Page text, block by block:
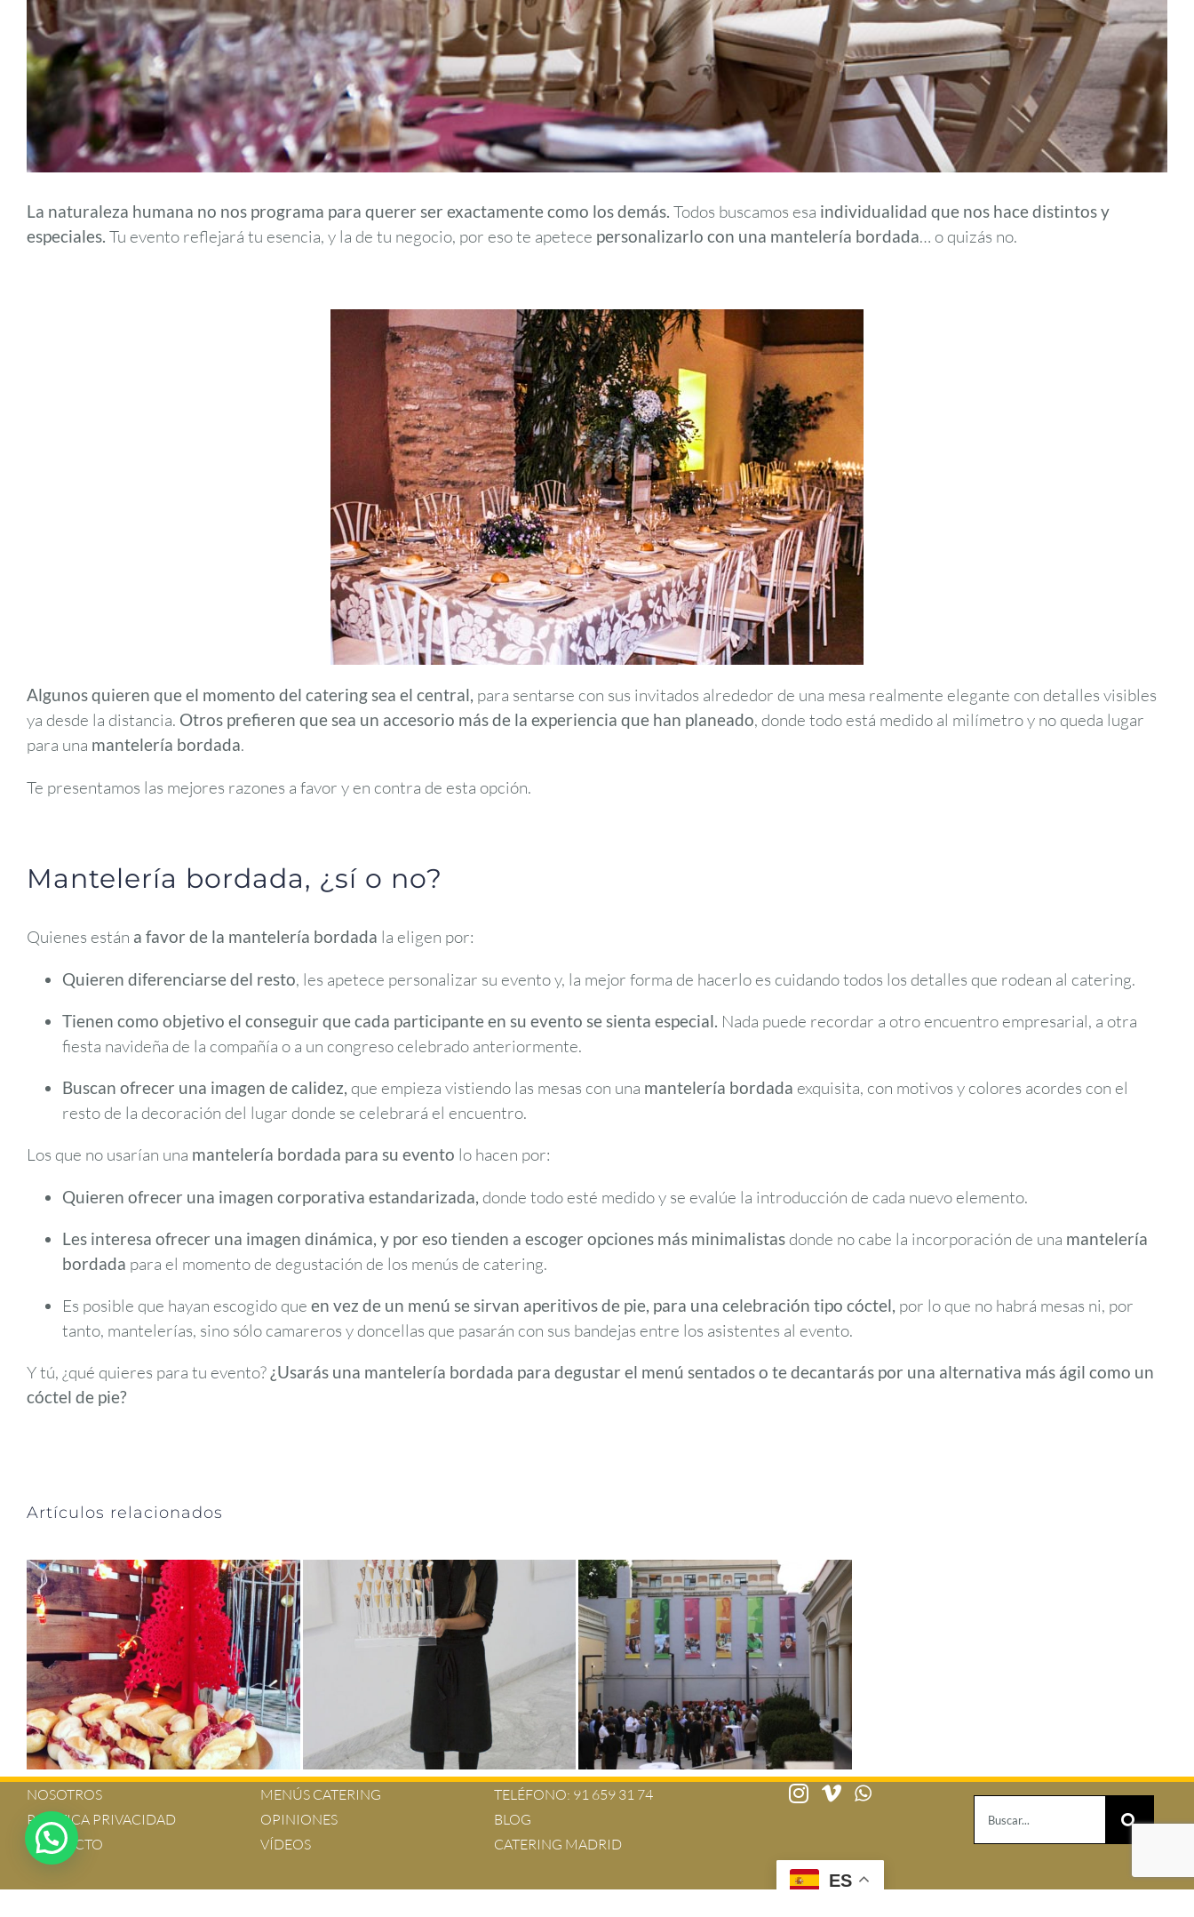
La naturaleza humana no nos programa para querer ser exactamente como los demás. Todos buscamos esa individualidad que nos hace distintos y
especiales. Tu evento reflejará tu esencia, y la de tu negocio, por eso te apetece personalizarlo con una mantelería bordada… o quizás no.
Algunos quieren que el momento del catering sea el central, para sentarse con sus invitados alrededor de una mesa realmente elegante con detalles visibles
ya desde la distancia. Otros prefieren que sea un accesorio más de la experiencia que han planeado, donde todo está medido al milímetro y no queda lugar
para una mantelería bordada.
Te presentamos las mejores razones a favor y en contra de esta opción.
Mantelería bordada, ¿sí o no?
Quienes están a favor de la mantelería bordada la eligen por:
Quieren diferenciarse del resto, les apetece personalizar su evento y, la mejor forma de hacerlo es cuidando todos los detalles que rodean al catering.
Tienen como objetivo el conseguir que cada participante en su evento se sienta especial. Nada puede recordar a otro encuentro empresarial, a otra
fiesta navideña de la compañía o a un congreso celebrado anteriormente.
Buscan ofrecer una imagen de calidez, que empieza vistiendo las mesas con una mantelería bordada exquisita, con motivos y colores acordes con el
resto de la decoración del lugar donde se celebrará el encuentro.
Los que no usarían una mantelería bordada para su evento lo hacen por:
Quieren ofrecer una imagen corporativa estandarizada, donde todo esté medido y se evalúe la introducción de cada nuevo elemento.
Les interesa ofrecer una imagen dinámica, y por eso tienden a escoger opciones más minimalistasdonde no cabe la incorporación de una mantelería
bordada para el momento de degustación de los menús de catering.
Es posible que hayan escogido que en vez de un menú se sirvan aperitivos de pie, para una celebración tipo cóctel, por lo que no habrá mesas ni, por
tanto, mantelerías, sino sólo camareros y doncellas que pasarán con sus bandejas entre los asistentes al evento.
Y tú, ¿qué quieres para tu evento?¿Usarás una mantelería bordada para degustar el menú sentados o te decantarás por una alternativa más ágil como un
cóctel de pie?
Artículos relacionados
Tarjetas de invitación a
fiesta navideña de
empresa: 4 pistas para
triunfar
ceremonias y su guión
NOSOTROS
POLÍTICA PRIVACIDAD
CONTACTO
MENÚS CATERING
OPINIONES
VÍDEOS
TELÉFONO: 91 659 31 74
BLOG
CATERING MADRID
ES